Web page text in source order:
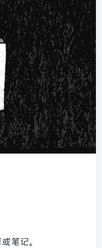
笔记。